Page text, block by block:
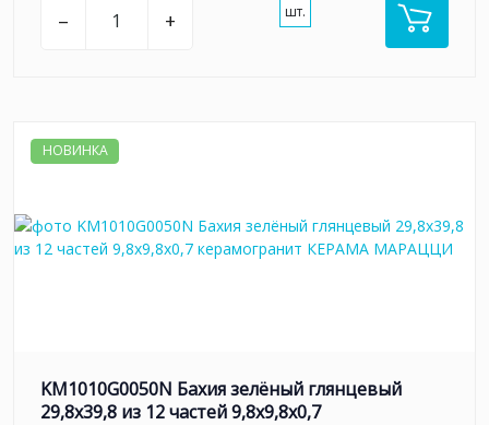
– + шт.
НОВИНКА
KM1010G0050N Бахия зелёный глянцевый
29,8х39,8 из 12 частей 9,8x9,8x0,7